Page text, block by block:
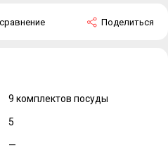
Поделиться
9 комплектов посуды
5
—